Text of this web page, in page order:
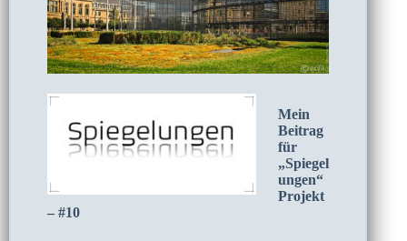
Mein
Beitrag
für
„Spiegel
ungen“
Projekt
– #10